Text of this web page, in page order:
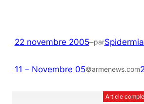
22 novembre 2005–par
11 – Novembre 05©armenews.com
Article